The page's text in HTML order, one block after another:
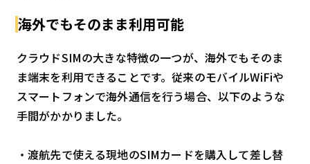
海外でもそのまま利用可能
クラウドSIMの大きな特徴の一つが、海外でもそのま
ま端末を利用できることです。従来のモバイルWiFiや
スマートフォンで海外通信を行う場合、以下のような
手間がかかりました。
・渡航先で使える現地のSIMカードを購入して差し替